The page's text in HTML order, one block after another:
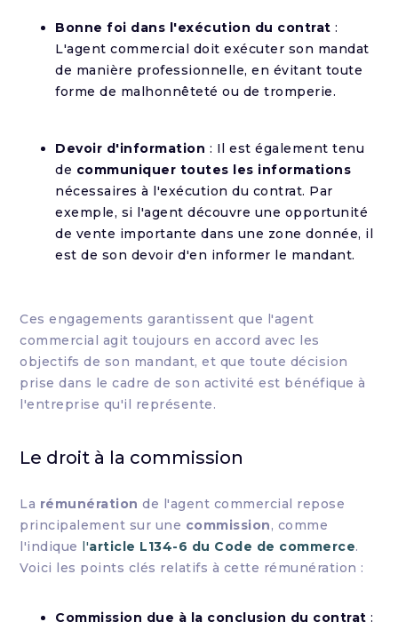
Bonne foi dans l'exécution du contrat :
L'agent commercial doit exécuter son mandat
de manière professionnelle, en évitant toute
forme de malhonnêteté ou de tromperie.
Devoir d'information : Il est également tenu
de communiquer toutes les informations
nécessaires à l'exécution du contrat. Par
exemple, si l'agent découvre une opportunité
de vente importante dans une zone donnée, il
est de son devoir d'en informer le mandant.
Ces engagements garantissent que l'agent
commercial agit toujours en accord avec les
objectifs de son mandant, et que toute décision
prise dans le cadre de son activité est bénéfique à
l'entreprise qu'il représente.
Le droit à la commission
La rémunération de l'agent commercial repose
principalement sur une commission, comme
l'indique l'article L134-6 du Code de commerce.
Voici les points clés relatifs à cette rémunération :
Commission due à la conclusion du contrat :